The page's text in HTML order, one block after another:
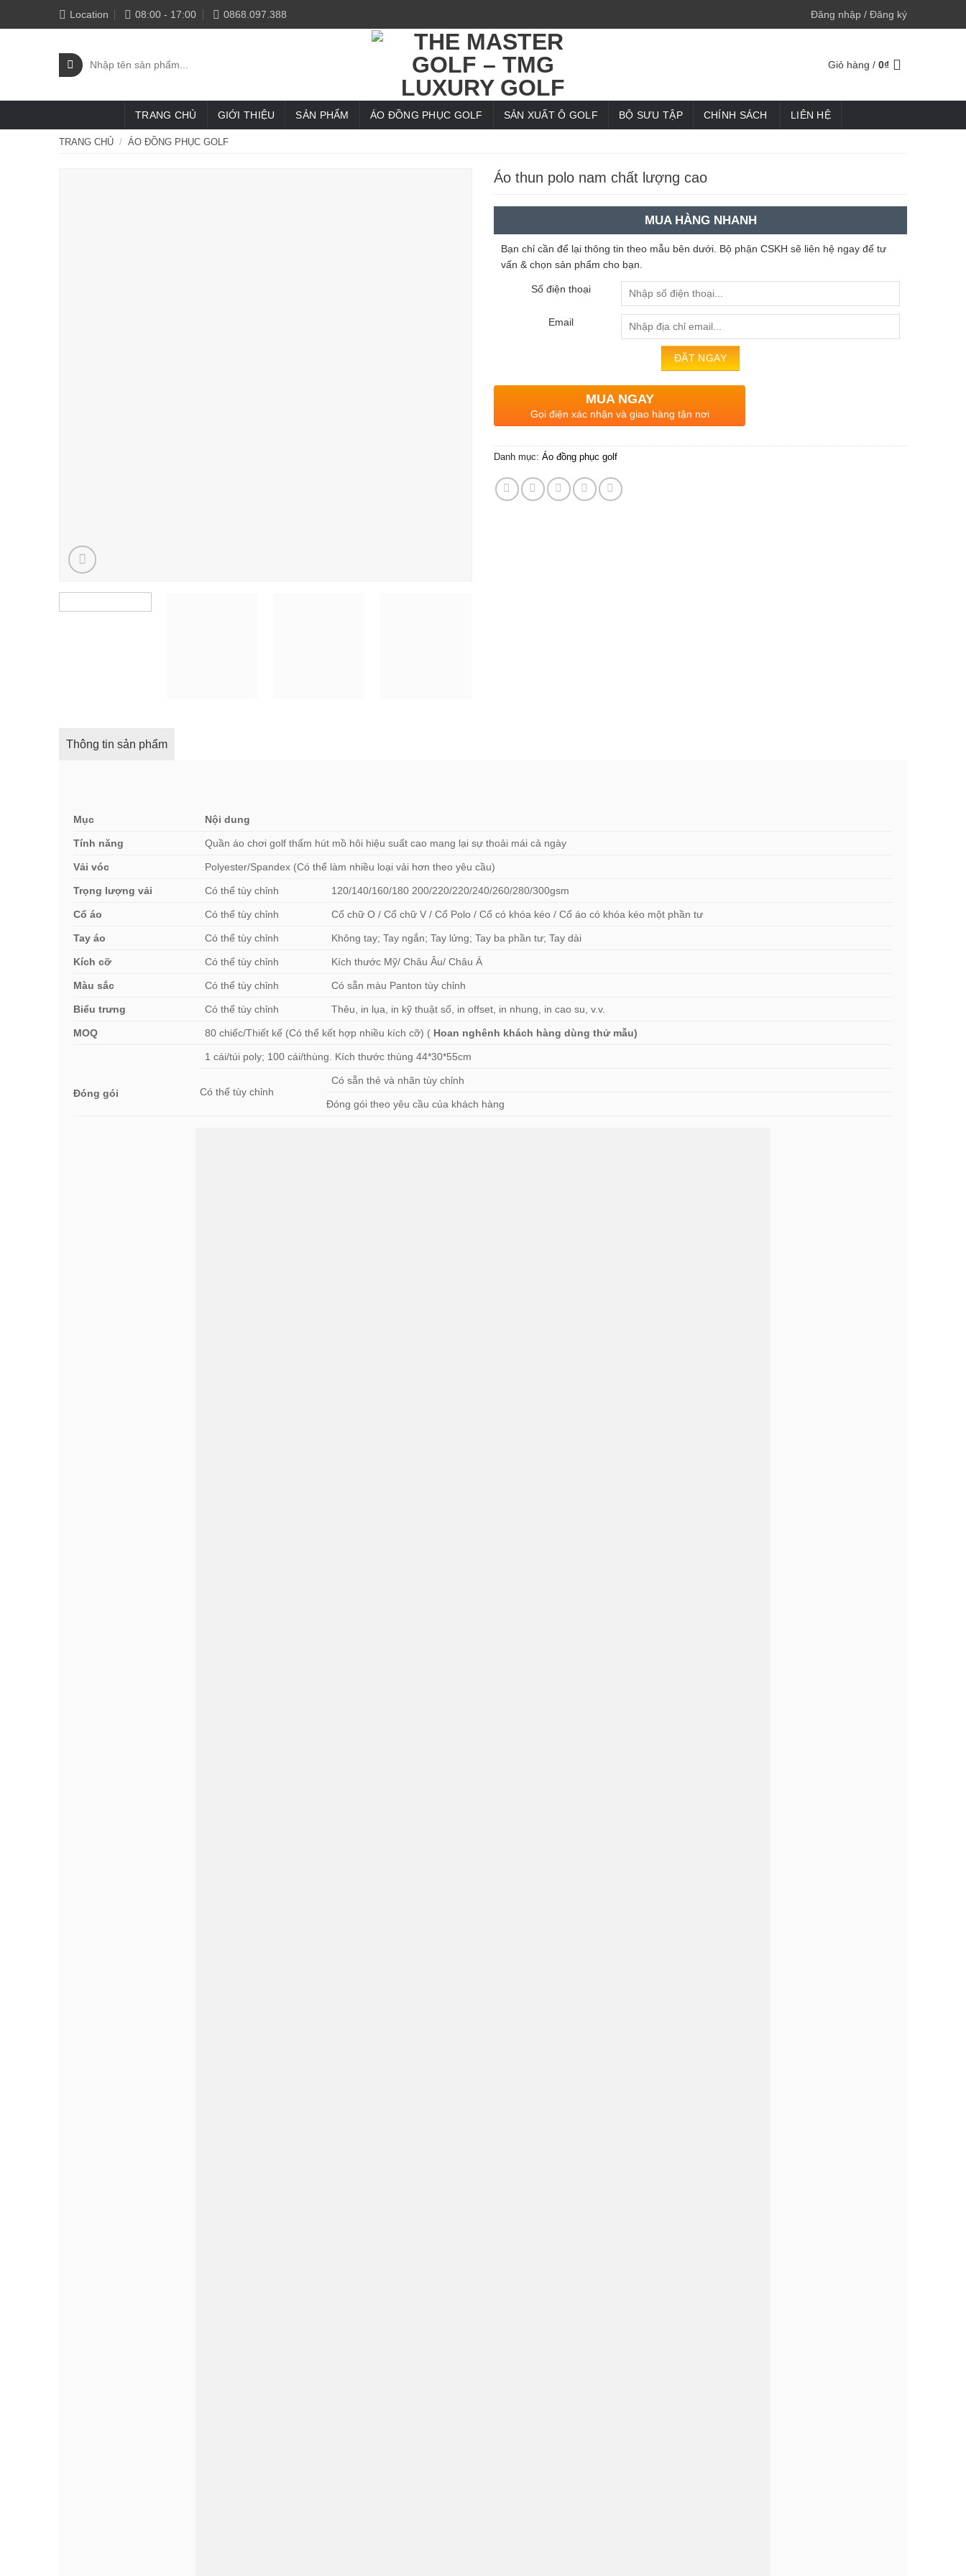
to
Location 08:00 - 17:00 0868.097.388 Đăng nhập / Đăng ký
kiếm:
Giỏ hàng / 0₫
TRANG CHỦ GIỚI THIỆU SẢN PHẨM ÁO ĐỒNG PHỤC GOLF SẢN XUẤT Ô GOLF BỘ SƯU TẬP CHÍNH SÁCH LIÊN HỆ
TRANG CHỦ / ÁO ĐỒNG PHỤC GOLF
Áo thun polo nam chất lượng cao
MUA HÀNG NHANH
Bạn chỉ cần để lại thông tin theo mẫu bên dưới. Bộ phận CSKH sẽ liên hệ ngay để tư
vấn & chọn sản phẩm cho bạn.
Số điện thoại
Email
MUA NGAY
Gọi điện xác nhận và giao hàng tận nơi
Danh mục: Áo đồng phục golf
Thông tin sản phẩm
Mục Nội dung
Tính năng Quần áo chơi golf thấm hút mồ hôi hiệu suất cao mang lại sự thoải mái cả ngày
Vải vóc Polyester/Spandex (Có thể làm nhiều loại vải hơn theo yêu cầu)
Trọng lượng vải Có thể tùy chỉnh 120/140/160/180 200/220/220/240/260/280/300gsm
Cổ áo Có thể tùy chỉnh Cổ chữ O / Cổ chữ V / Cổ Polo / Cổ có khóa kéo / Cổ áo có khóa kéo một phần tư
Tay áo Có thể tùy chỉnh Không tay; Tay ngắn; Tay lửng; Tay ba phần tư; Tay dài
Kích cỡ Có thể tùy chỉnh Kích thước Mỹ/ Châu Âu/ Châu Á
Màu sắc Có thể tùy chỉnh Có sẵn màu Panton tùy chỉnh
Biểu trưng Có thể tùy chỉnh Thêu, in lụa, in kỹ thuật số, in offset, in nhung, in cao su, v.v.
MOQ 80 chiếc/Thiết kế (Có thể kết hợp nhiều kích cỡ) ( Hoan nghênh khách hàng dùng thử mẫu)
Đóng gói
1 cái/túi poly; 100 cái/thùng. Kích thước thùng 44*30*55cm
Có thể tùy chỉnh
Có sẵn thẻ và nhãn tùy chỉnh
Đóng gói theo yêu cầu của khách hàng